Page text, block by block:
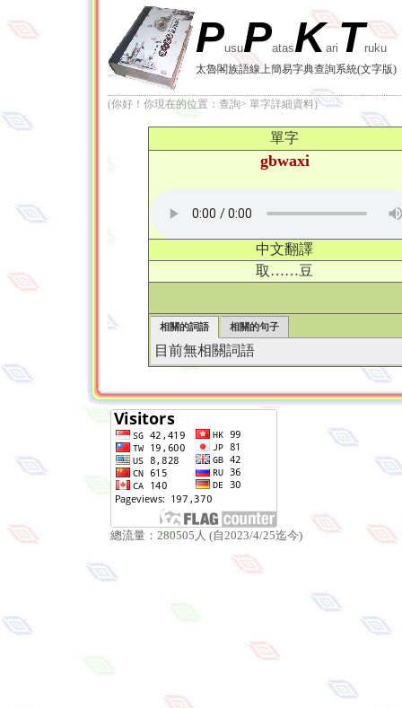
PusuPatasKariTruku
太魯閣族語線上簡易字典查詢系統(文字版)
(你好！你現在的位置：查詢> 單字詳細資料)
單字
gbwaxi
中文翻譯
取……豆
相關的詞語 相關的句子
目前無相關詞語
總流量：280505人 (自2023/4/25迄今)